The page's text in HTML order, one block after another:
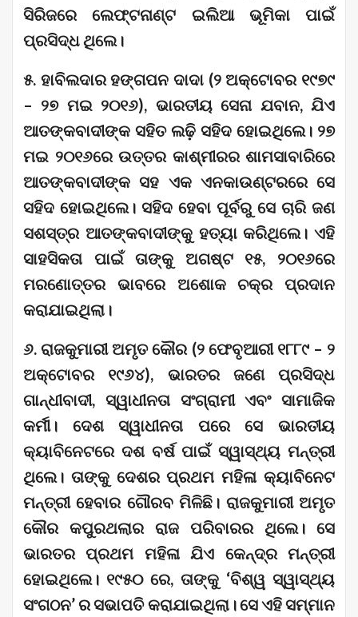
ସିରିଜରେ ଲେଫ୍ଟନାଣ୍ଟ ଇଲିଆ ଭୂମିକା ପାଇଁ
ପ୍ରସିଦ୍ଧ ଥିଲେ।
୫. ହାବିଲଦାର ହଙ୍ଗପନ ଦାଦା (୨ ଅକ୍ଟୋବର ୧୯୭୯
– ୨୭ ମଇ ୨୦୧୬), ଭାରତୀୟ ସେନା ଯବାନ, ଯିଏ
ଆତଙ୍କବାଦୀଙ୍କ ସହିତ ଲଢ଼ି ସହିଦ ହୋଇଥିଲେ। ୨୭
ମଇ ୨୦୧୬ରେ ଉତ୍ତର କାଶ୍ମୀରର ଶାମସାବାରିରେ
ଆତଙ୍କବାଦୀଙ୍କ ସହ ଏକ ଏନକାଉଣ୍ଟରରେ ସେ
ସହିଦ ହୋଇଥିଲେ। ସହିଦ ହେବା ପୂର୍ବରୁ ସେ ଚାରି ଜଣ
ସଶସ୍ତ୍ର ଆତଙ୍କବାଦୀଙ୍କୁ ହତ୍ୟା କରିଥିଲେ। ଏହି
ସାହସିକତା ପାଇଁ ତାଙ୍କୁ ଅଗଷ୍ଟ ୧୫, ୨୦୧୬ରେ
ମରଣୋତ୍ତର ଭାବରେ ଅଶୋକ ଚକ୍ର ପ୍ରଦାନ
କରାଯାଇଥିଲା।
୬. ରାଜକୁମାରୀ ଅମୃତ କୌର (୨ ଫେବୃଆରୀ ୧୮୮୯ – ୨
ଅକ୍ଟୋବର ୧୯୬୪), ଭାରତର ଜଣେ ପ୍ରସିଦ୍ଧ
ଗାନ୍ଧୀବାଦୀ, ସ୍ୱାଧୀନତା ସଂଗ୍ରାମୀ ଏବଂ ସାମାଜିକ
କର୍ମୀ। ଦେଶ ସ୍ୱାଧୀନତା ପରେ ସେ ଭାରତୀୟ
କ୍ୟାବିନେଟରେ ଦଶ ବର୍ଷ ପାଇଁ ସ୍ୱାସ୍ଥ୍ୟ ମନ୍ତ୍ରୀ
ଥିଲେ। ତାଙ୍କୁ ଦେଶର ପ୍ରଥମ ମହିଳା କ୍ୟାବିନେଟ
ମନ୍ତ୍ରୀ ହେବାର ଗୌରବ ମିଳିଛି। ରାଜକୁମାରୀ ଅମୃତ
କୌର କପୁରଥଲାର ରାଜ ପରିବାରର ଥିଲେ। ସେ
ଭାରତର ପ୍ରଥମ ମହିଳା ଯିଏ କେନ୍ଦ୍ର ମନ୍ତ୍ରୀ
ହୋଇଥିଲେ। ୧୯୫୦ ରେ, ତାଙ୍କୁ ‘ବିଶ୍ୱ ସ୍ୱାସ୍ଥ୍ୟ
ସଂଗଠନ’ ର ସଭାପତି କରାଯାଇଥିଲା। ସେ ଏହି ସମ୍ମାନ